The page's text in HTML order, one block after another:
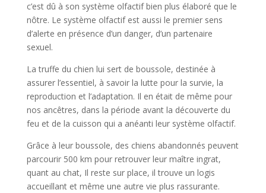
c’est dû à son système olfactif bien plus élaboré que le
nôtre. Le système olfactif est aussi le premier sens
d’alerte en présence d’un danger, d’un partenaire
sexuel.
La truffe du chien lui sert de boussole, destinée à
assurer l’essentiel, à savoir la lutte pour la survie, la
reproduction et l’adaptation. Il en était de même pour
nos ancêtres, dans la période avant la découverte du
feu et de la cuisson qui a anéanti leur système olfactif.
Grâce à leur boussole, des chiens abandonnés peuvent
parcourir 500 km pour retrouver leur maître ingrat,
quant au chat, Il reste sur place, il trouve un logis
accueillant et même une autre vie plus rassurante.